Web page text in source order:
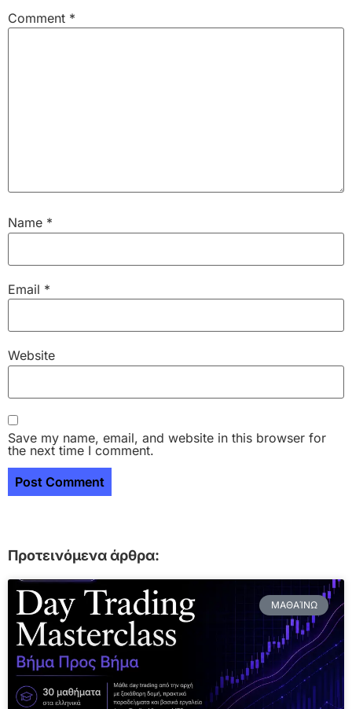
Comment *
Name *
Email *
Website
Save my name, email, and website in this browser for
the next time I comment.
Προτεινόμενα άρθρα:
ΜΑΘΑΊΝΩ